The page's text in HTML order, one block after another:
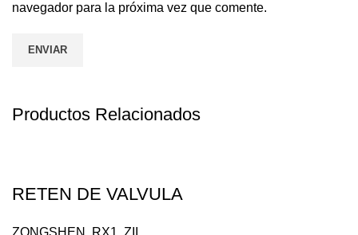
navegador para la próxima vez que comente.
Productos Relacionados
RETEN DE VALVULA